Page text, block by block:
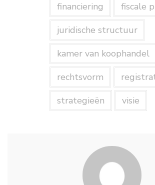
financiering
fiscale
juridische structuur
kamer van koophandel
rechtsvorm
strategieën
visie